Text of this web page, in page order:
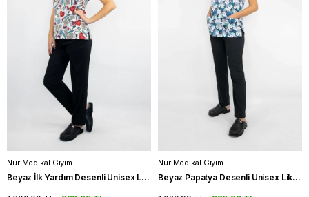
Nur Medikal Giyim
Beyaz İlk Yardım Desenli Unisex Likralı Medikal Forma Hastane Scrubs
Nur Medikal Giyim
Beyaz Papatya Desenli Unisex Likralı Medikal Forma Hastane Scrubs